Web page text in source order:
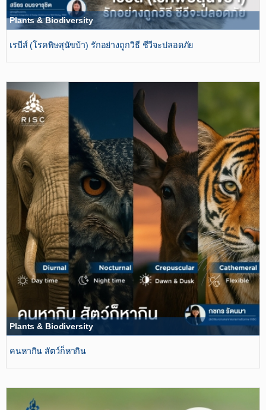
Plants & Biodiversity
เรบีส์ (โรคพิษสุนัขบ้า) รักอย่างถูกวิธี ชีวีจะปลอดภัย
Plants & Biodiversity
คนหากิน สัตว์ก็หากิน